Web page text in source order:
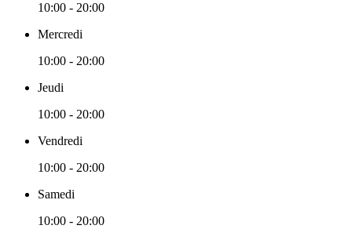
10:00 - 20:00
Mercredi
10:00 - 20:00
Jeudi
10:00 - 20:00
Vendredi
10:00 - 20:00
Samedi
10:00 - 20:00